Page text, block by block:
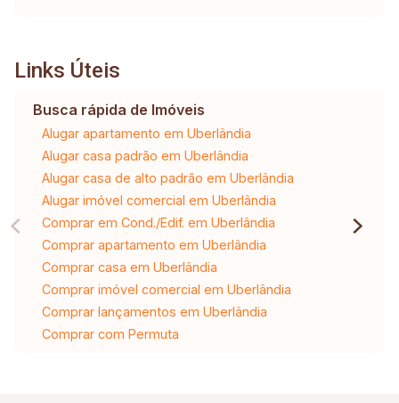
Links Úteis
Busca rápida de Imóveis
Alugar apartamento em Uberlândia
Alugar casa padrão em Uberlândia
Alugar casa de alto padrão em Uberlândia
Alugar imóvel comercial em Uberlândia
Comprar em Cond./Edif. em Uberlândia
Comprar apartamento em Uberlândia
Comprar casa em Uberlândia
Comprar imóvel comercial em Uberlândia
Comprar lançamentos em Uberlândia
Comprar com Permuta